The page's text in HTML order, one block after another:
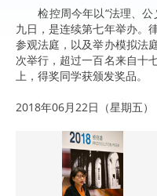
检控周今年以“法理、公
九日，是连续第七年举办。
参观法庭，以及举办模拟法
次举行，超过一百名来自十
上，得奖同学获颁发奖品。
2018年06月22日（星期五）